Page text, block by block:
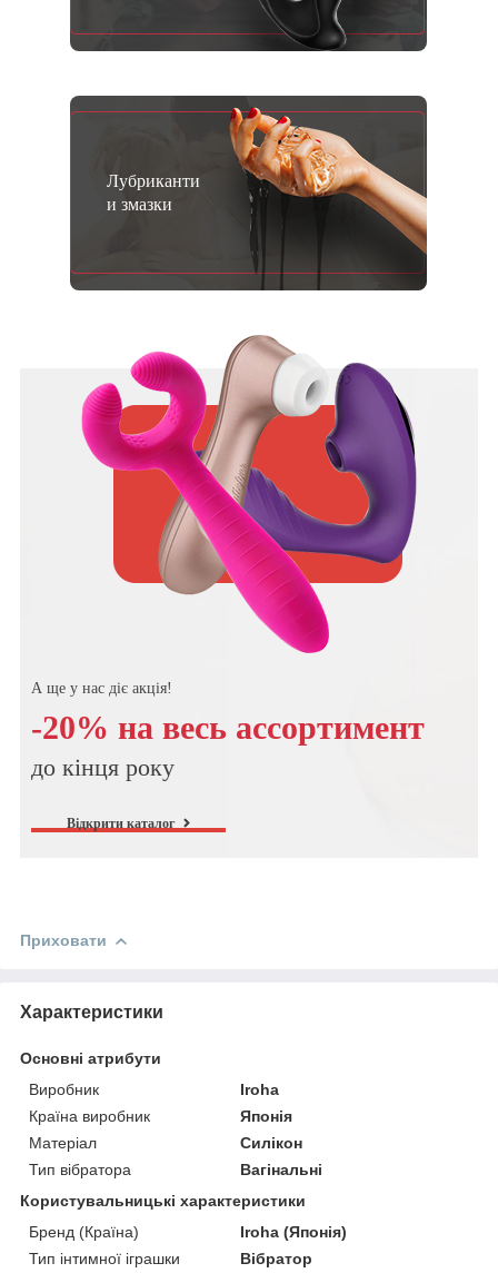
Лубриканти
и змазки
А ще у нас діє акція!
-20% на весь ассортимент
до кінця року
Відкрити каталог
Приховати
Характеристики
Основні атрибути
Виробник
Iroha
Країна виробник
Японія
Матеріал
Силікон
Тип вібратора
Вагінальні
Користувальницькі характеристики
Бренд (Країна)
Iroha (Японія)
Тип інтимної іграшки
Вібратор